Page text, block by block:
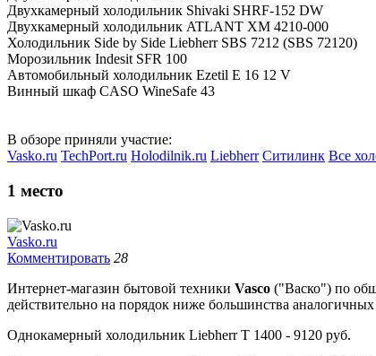
Двухкамерный холодильник Shivaki SHRF-152 DW
Двухкамерный холодильник ATLANT ХМ 4210-000
Холодильник Side by Side Liebherr SBS 7212 (SBS 72120)
Морозильник Indesit SFR 100
Автомобильный холодильник Ezetil E 16 12 V
Винный шкаф CASO WineSafe 43
В обзоре приняли участие:
Vasko.ru TechPort.ru Holodilnik.ru Liebherr Ситилинк Все
1 место
Vasko.ru
Комментировать 28
Интернет-магазин бытовой техники Vasco ("Васко") по
действительно на порядок ниже большинства
Однокамерный холодильник Liebherr T 1400 - 9120 руб.